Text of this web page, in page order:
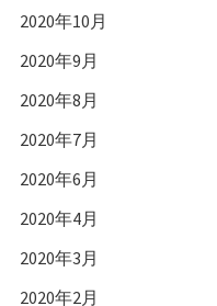
2020年10月
2020年9月
2020年8月
2020年7月
2020年6月
2020年4月
2020年3月
2020年2月